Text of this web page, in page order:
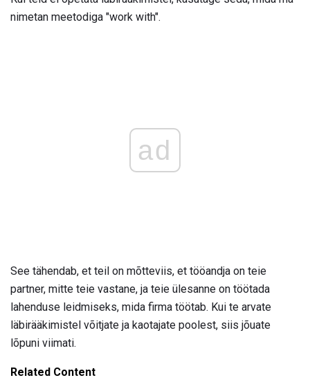
nimetan meetodiga "work with".
ad
See tähendab, et teil on mõtteviis, et tööandja on teie
partner, mitte teie vastane, ja teie ülesanne on töötada
lahenduse leidmiseks, mida firma töötab. Kui te arvate
läbirääkimistel võitjate ja kaotajate poolest, siis jõuate
lõpuni viimati.
Related Content